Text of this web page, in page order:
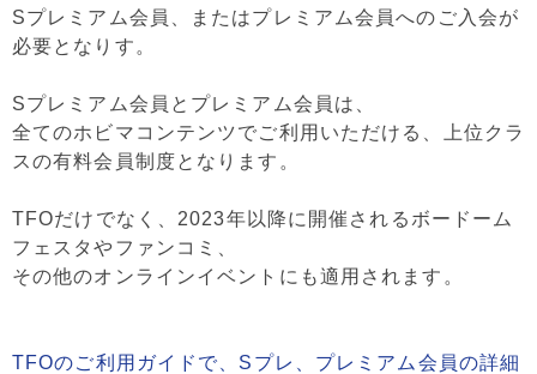
Sプレミアム会員、またはプレミアム会員へのご入会が
必要となりす。
Sプレミアム会員とプレミアム会員は、
全てのホビマコンテンツでご利用いただける、上位クラ
スの有料会員制度となります。
TFOだけでなく、2023年以降に開催されるボードーム
フェスタやファンコミ、
その他のオンラインイベントにも適用されます。
TFOのご利用ガイドで、Sプレ、プレミアム会員の詳細